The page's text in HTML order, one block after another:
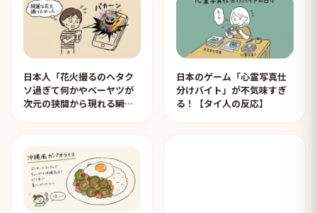
日本人「花火撮るのヘタク
ソ過ぎて何かやベーヤツが
次元の狭間から現れる瞬間
日本のゲーム「心霊写真仕
分けバイト」が不気味すぎ
る！【タイ人の反応】